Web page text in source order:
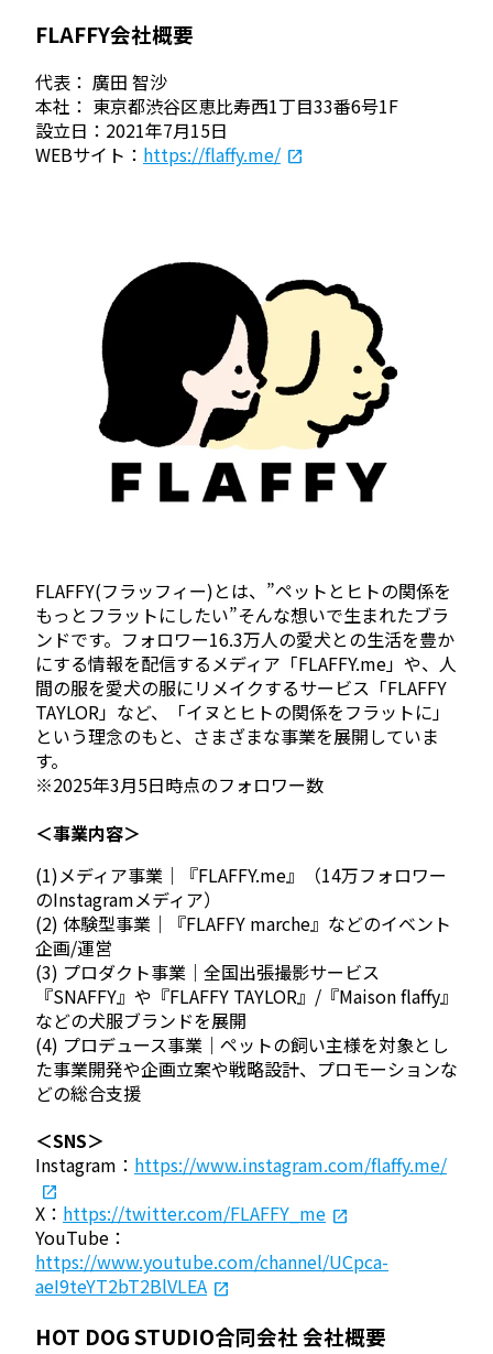
FLAFFY会社概要
代表： 廣田 智沙
本社： 東京都渋谷区恵比寿西1丁目33番6号1F
設立日：2021年7月15日
WEBサイト： https://flaffy.me/
FLAFFY(フラッフィー)とは、”ペットとヒトの関係を
もっとフラットにしたい”そんな想いで生まれたブラ
ンドです。フォロワー16.3万人の愛犬との生活を豊か
にする情報を配信するメディア「FLAFFY.me」や、人
間の服を愛犬の服にリメイクするサービス「FLAFFY
TAYLOR」など、「イヌとヒトの関係をフラットに」
という理念のもと、さまざまな事業を展開していま
す。
※2025年3月5日時点のフォロワー数
＜事業内容＞
(1)メディア事業｜『FLAFFY.me』（14万フォロワー
のInstagramメディア）
(2) 体験型事業｜『FLAFFY marche』などのイベント
企画/運営
(3) プロダクト事業｜全国出張撮影サービス
『SNAFFY』や『FLAFFY TAYLOR』/『Maison flaffy』
などの犬服ブランドを展開
(4) プロデュース事業｜ペットの飼い主様を対象とし
た事業開発や企画立案や戦略設計、プロモーションな
どの総合支援
＜SNS＞
Instagram： https://www.instagram.com/flaffy.me/
X： https://twitter.com/FLAFFY_me
YouTube：
https://www.youtube.com/channel/UCpca-
aeI9teYT2bT2BlVLEA
HOT DOG STUDIO合同会社 会社概要